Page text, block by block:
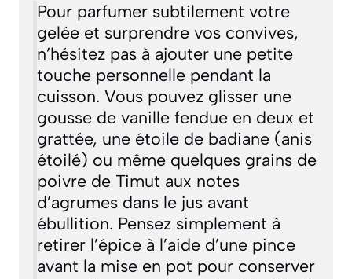
Pour parfumer subtilement votre
gelée et surprendre vos convives,
n’hésitez pas à ajouter une petite
touche personnelle pendant la
cuisson. Vous pouvez glisser une
gousse de vanille fendue en deux et
grattée, une étoile de badiane (anis
étoilé) ou même quelques grains de
poivre de Timut aux notes
d’agrumes dans le jus avant
ébullition. Pensez simplement à
retirer l’épice à l’aide d’une pince
avant la mise en pot pour conserver